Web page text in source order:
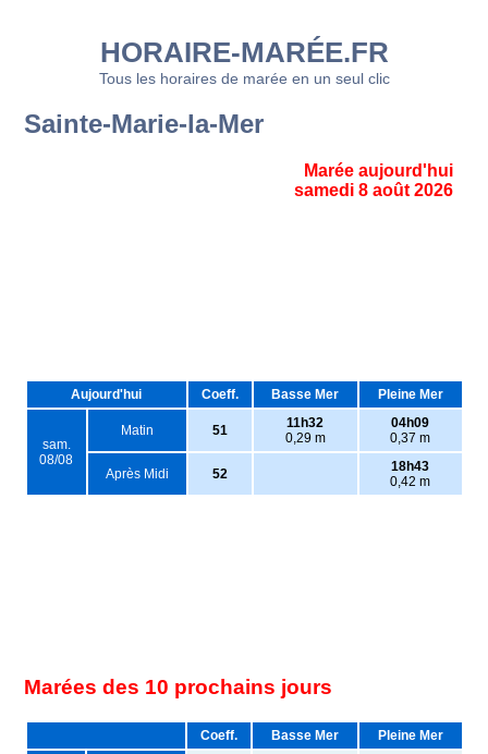
HORAIRE-MARÉE.FR
Tous les horaires de marée en un seul clic
Sainte-Marie-la-Mer
Marée aujourd'hui
samedi 8 août 2026
Aujourd'hui Coeff. Basse Mer Pleine Mer
sam.
08/08
Matin 51
11h32
0,29 m
04h09
0,37 m
Après Midi 52
18h43
0,42 m
Marées des 10 prochains jours
Coeff. Basse Mer Pleine Mer